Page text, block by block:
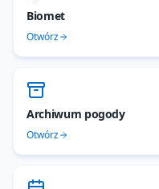
Biomet
Otwórz
Archiwum pogody
Otwórz